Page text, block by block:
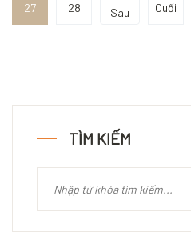
27 28 Sau Cuối
TÌM KIẾM